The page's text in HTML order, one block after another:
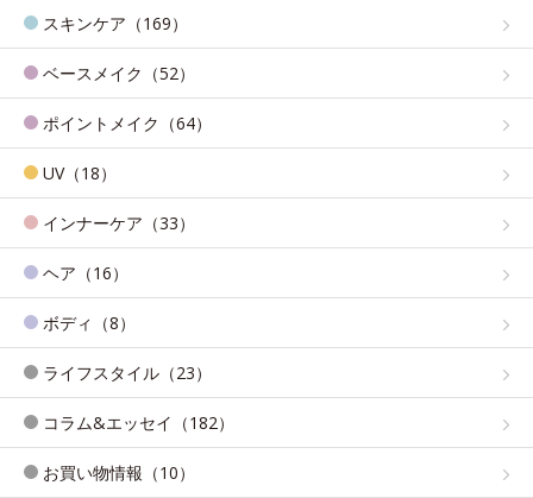
スキンケア（169）
ベースメイク（52）
ポイントメイク（64）
UV（18）
インナーケア（33）
ヘア（16）
ボディ（8）
ライフスタイル（23）
コラム&エッセイ（182）
お買い物情報（10）